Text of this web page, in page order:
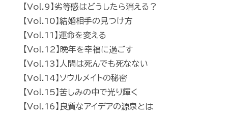
【Vol.9】劣等感はどうしたら消える？
【Vol.10】結婚相手の見つけ方
【Vol.11】運命を変える
【Vol.12】晩年を幸福に過ごす
【Vol.13】人間は死んでも死なない
【Vol.14】ソウルメイトの秘密
【Vol.15】苦しみの中で光り輝く
【Vol.16】良質なアイデアの源泉とは